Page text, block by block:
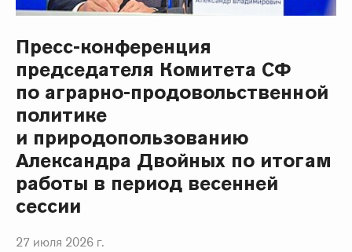
Пресс-конференция
председателя Комитета СФ
по аграрно-продовольственной
политике
и природопользованию
Александра Двойных по итогам
работы в период весенней
сессии
27 июля 2026 г.